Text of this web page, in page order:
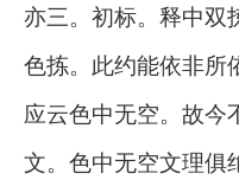
亦三。初标。释中双
色拣。此约能依非所
应云色中无空。故今
文。色中无空文理俱